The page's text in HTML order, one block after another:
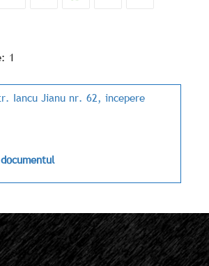
1
Iancu Jianu nr. 62, incepere